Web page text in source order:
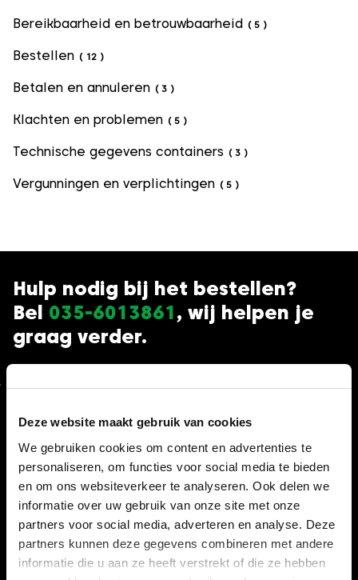
Deze website maakt gebruik van cookies
We gebruiken cookies om content en advertenties te
personaliseren, om functies voor social media te bieden
en om ons websiteverkeer te analyseren. Ook delen we
informatie over uw gebruik van onze site met onze
partners voor social media, adverteren en analyse. Deze
partners kunnen deze gegevens combineren met andere
informatie die u aan ze heeft verstrekt of die ze hebben
Bereikbaarheid en betrouwbaarheid ( 5 )
Bestellen ( 12 )
Betalen en annuleren ( 3 )
Klachten en problemen ( 5 )
Technische gegevens containers ( 3 )
Vergunningen en verplichtingen ( 5 )
Hulp nodig bij het bestellen?
Bel 035-6013861, wij helpen je
graag verder.
Veelgestelde vragen (FAQ)
Voorwaarden morgen geleverd
Retourneren (herroepingsrecht)
Betaalmethodes
Vergunningen containers